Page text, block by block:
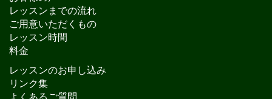
レッスンまでの流れ
ご用意いただくもの
レッスン時間
料金
レッスンのお申し込み
リンク集
よくあるご質問